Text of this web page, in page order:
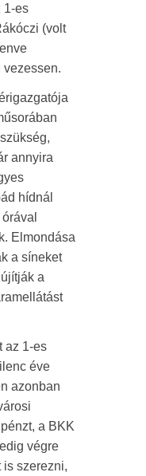
1-es
(volt
vezessen.
annyira
hídnál
Elmondása
a síneket
a
az 1-es
éve
azonban
a BKK
végre
is szerezni,